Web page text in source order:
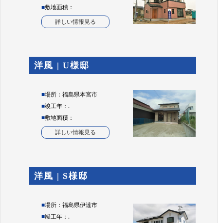
■敷地面積：
詳しい情報見る
洋風 | U様邸
■場所：福島県本宮市
■竣工年：.
■敷地面積：
詳しい情報見る
洋風 | S様邸
■場所：福島県伊達市
■竣工年：.